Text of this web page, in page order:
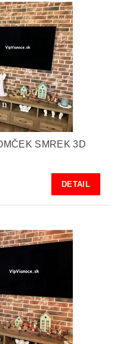
SMREK 3D
DETAIL